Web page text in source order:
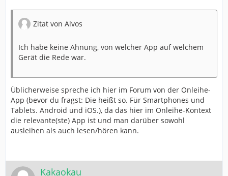
Zitat von Alvos
Ich habe keine Ahnung, von welcher App auf welchem
Gerät die Rede war.
Üblicherweise spreche ich hier im Forum von der Onleihe-
App (bevor du fragst: Die heißt so. Für Smartphones und
Tablets. Android und iOS.), da das hier im Onleihe-Kontext
die relevante(ste) App ist und man darüber sowohl
ausleihen als auch lesen/hören kann.
Kakaokau